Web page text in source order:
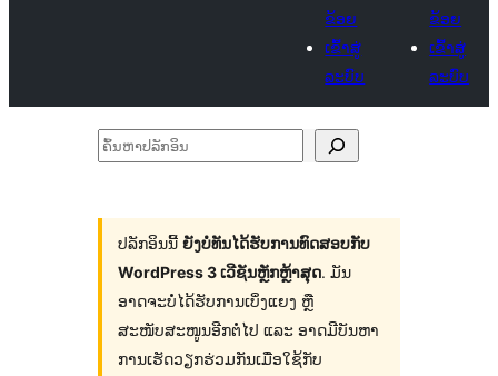
ຂ້ອຍ
ເຂົ້າສູ່
ລະບົບ
ຂ້ອຍ
ເຂົ້າສູ່
ລະບົບ
ຄົ້ນ
ລັກ
ອິນ
ປລັກອິນນີ້ ຍັງບໍ່ທັນໄດ້ຮັບການທົດສອບກັບ
WordPress 3 ເວີຊັນຫຼັກຫຼ້າສຸດ. ມັນ
ອາດຈະບໍ່ໄດ້ຮັບການເບິ່ງແຍງ ຫຼື
ສະໜັບສະໜູນອີກຕໍ່ໄປ ແລະ ອາດມີບັນຫາ
ການເຮັດວຽກຮ່ວມກັນເມື່ອໃຊ້ກັບ